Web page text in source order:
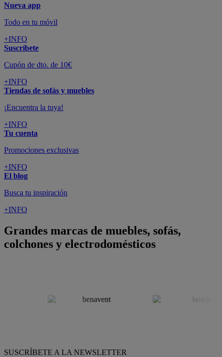
Nueva app
Todo en tu móvil
+INFO
Suscríbete
Cupón de dto. de 10€
+INFO
Tiendas de sofás y muebles
¡Encuentra la tuya!
+INFO
Tu cuenta
Promociones exclusivas
+INFO
El blog
Busca tu inspiración
+INFO
Grandes marcas de muebles, sofás,
colchones y electrodomésticos
SUSCRÍBETE A LA NEWSLETTER